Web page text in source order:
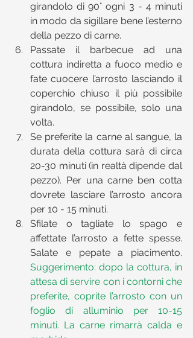
girandolo di 90° ogni 3 - 4 minuti
in modo da sigillare bene l’esterno
della pezzo di carne.
Passate il barbecue ad una
cottura indiretta a fuoco medio e
fate cuocere l’arrosto lasciando il
coperchio chiuso il più possibile
girandolo, se possibile, solo una
volta.
Se preferite la carne al sangue, la
durata della cottura sarà di circa
20-30 minuti (in realtà dipende dal
pezzo). Per una carne ben cotta
dovrete lasciare l’arrosto ancora
per 10 - 15 minuti.
Sfilate o tagliate lo spago e
affettate l’arrosto a fette spesse.
Suggerimento: dopo la cottura, in
attesa di servire con i contorni che
preferite, coprite l’arrosto con un
foglio di alluminio per 10-15
minuti. La carne rimarrà calda e